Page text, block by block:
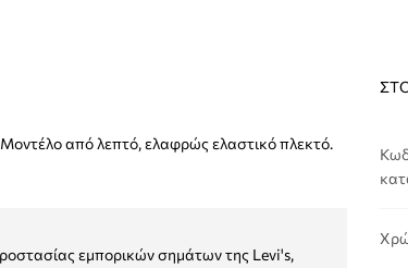
από λεπτό, ελαφρώς ελαστικό πλεκτό.
εμπορικών σημάτων της Levi's,